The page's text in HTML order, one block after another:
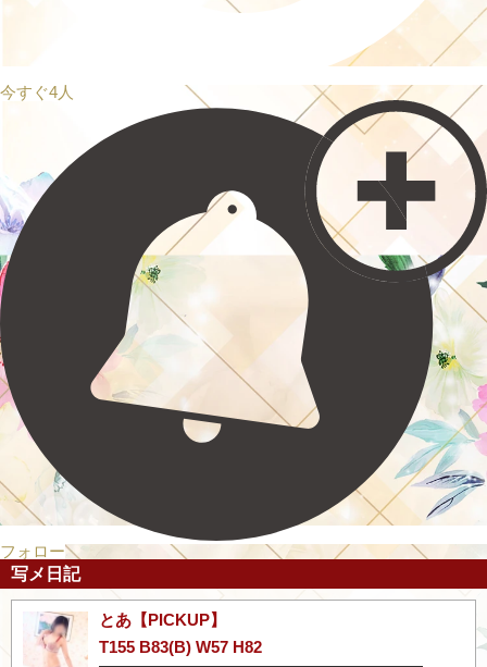
今すぐ4人
フォロー
写メ日記
とあ【PICKUP】
T155 B83(B) W57 H82